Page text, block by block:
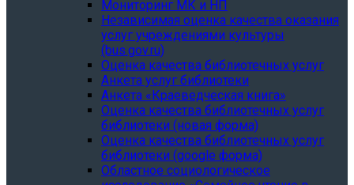
Мониторинг МК и НП
Независимая оценка качества оказания
услуг учреждениями культуры
(bus.gov.ru)
Оценка качества библиотечных услуг
Анкета услуг библиотеки
Анкета «Краеведческая книга»
Oценка качества библиотечных услуг
библиотеки (новая форма)
Oценка качества библиотечных услуг
библиотеки (google форма)
Областное социологическое